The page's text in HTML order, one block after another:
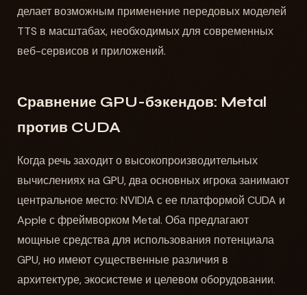
делает возможным применение передовых моделей
TTS в масштабах, необходимых для современных
веб-сервисов и приложений.
Сравнение GPU-бэкендов: Metal
против CUDA
Когда речь заходит о высокопроизводительных
вычислениях на GPU, два основных игрока занимают
центральное место: NVIDIA с ее платформой CUDA и
Apple с фреймворком Metal. Оба предлагают
мощные средства для использования потенциала
GPU, но имеют существенные различия в
архитектуре, экосистеме и целевом оборудовании.